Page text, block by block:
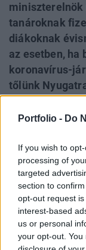
Portfolio - Do
If you wish to
processing of
targeted
section to
opt-out request
interest-based
us or personal
your opt-out.
miniszterelnök
tanároknak
diákoknak
az esetben, ha
koronavírus-
tőlünk
hogy
koronavírus
nagyon
egy biztos:
esélye.
Orbán Viktor
a tanároknak